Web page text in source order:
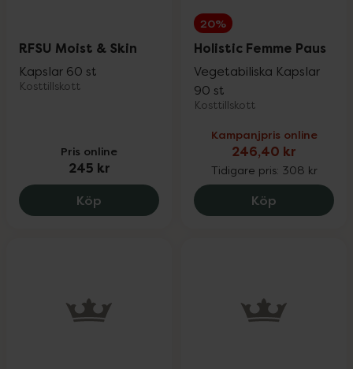
RFSU Moist & Skin
Kapslar 60 st
Kosttillskott
Pris online
245 kr
Köp RFSU Moist & Skin, 245 kr.
20%
Holistic Femme Paus
Vegetabiliska Kapslar
90 st
Kosttillskott
Kampanjpris online
246,40 kr
Tidigare pris: 308 kr
Köp Holistic